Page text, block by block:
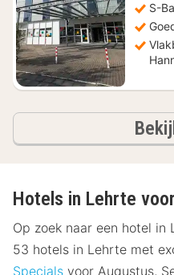
S-
Hotels in Lehrte
Op zoek naar een hotel
53 hotels in Lehrte met
Specials voor Augustus,